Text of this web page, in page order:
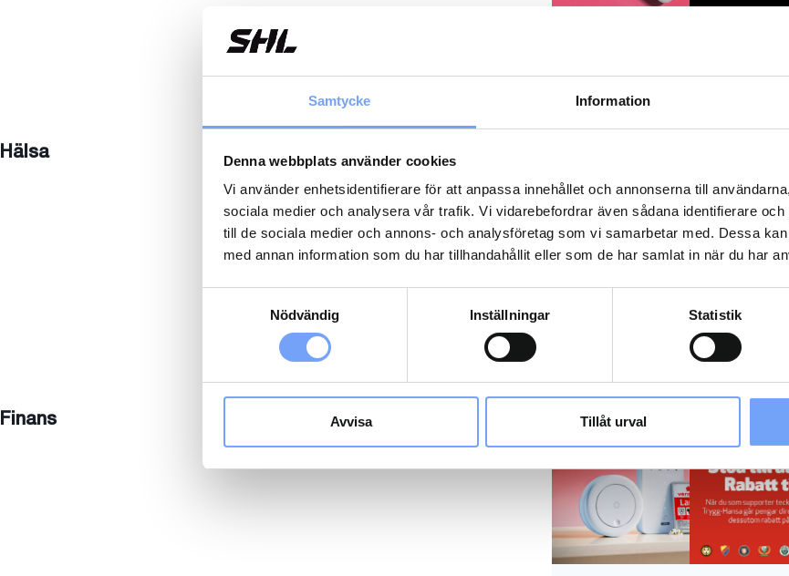
Samtycke Information
Denna webbplats använder cookies
Vi använder enhetsidentifierare för att anpassa innehållet och annonserna till
sociala medier och analysera vår trafik. Vi vidarebefordrar även sådana identifierare
till de sociala medier och annons- och analysföretag som vi samarbetar med. Dessa
med annan information som du har tillhandahållit eller som de har samlat in när du har
Nödvändig
Inställningar Statistik
Avvisa Tillåt urval
Hälsa
Memira
Läs mer
Finans